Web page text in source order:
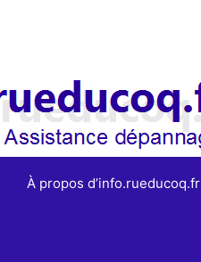
À propos d’info.rueducoq.fr